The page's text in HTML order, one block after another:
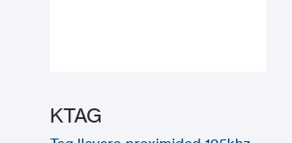
KTAG